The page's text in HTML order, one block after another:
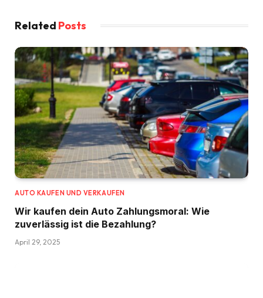
Related Posts
AUTO KAUFEN UND VERKAUFEN
Wir kaufen dein Auto Zahlungsmoral: Wie
zuverlässig ist die Bezahlung?
April 29, 2025